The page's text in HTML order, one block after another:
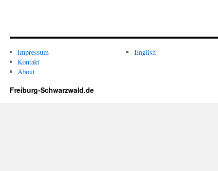
Impressum
Kontakt
About
English
Freiburg-Schwarzwald.de